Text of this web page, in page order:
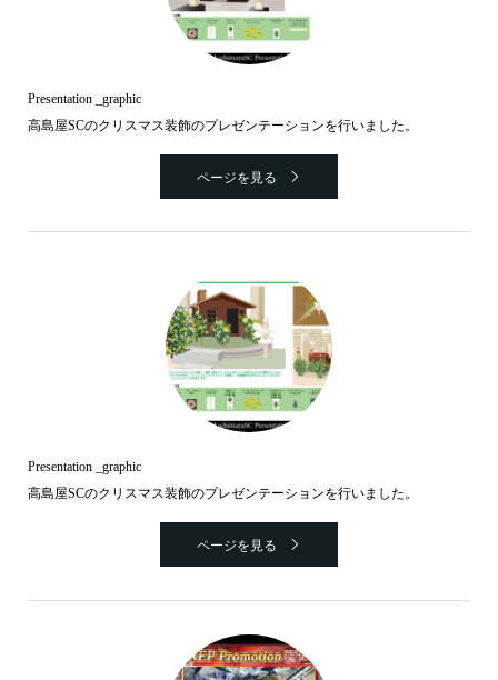
Presentation _graphic
高島屋SCのクリスマス装飾のプレゼンテーションを行いました。
ページを見る
Presentation _graphic
高島屋SCのクリスマス装飾のプレゼンテーションを行いました。
ページを見る